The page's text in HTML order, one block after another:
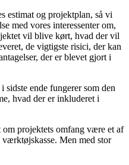
estimat og projektplan, så vi
med vores interessenter om,
vil blive kørt, hvad der vil
de vigtigste risici, der kan
der er blevet gjort i
ende fungerer som den
hvad der er inkluderet i
projektets omfang være et af
Men med stor